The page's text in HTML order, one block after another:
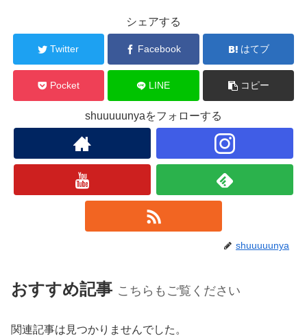
シェアする
Twitter Facebook はてブ
Pocket LINE コピー
shuuuuunyaをフォローする
shuuuuunya
おすすめ記事 こちらもご覧ください
関連記事は見つかりませんでした。